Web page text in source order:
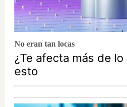
No eran tan locas
¿Te afecta más de
esto